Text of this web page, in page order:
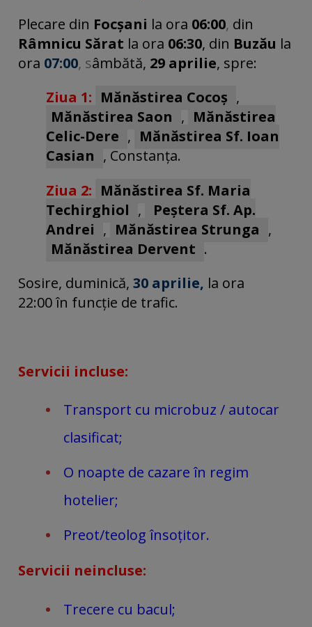
Plecare din Focșani la ora 06:00, din
Râmnicu Sărat la ora 06:30, din Buzău la
ora 07:00, sâmbătă, 29 aprilie, spre:
Ziua 1: Mănăstirea Cocoș ,
Mănăstirea Saon , Mănăstirea
Celic-Dere , Mănăstirea Sf. Ioan
Casian , Constanța.
Ziua 2: Mănăstirea Sf. Maria
Techirghiol ,
Peștera Sf. Ap.
Andrei , Mănăstirea Strunga ,
Mănăstirea Dervent .
Sosire, duminică, 30 aprilie, la ora
22:00 în funcție de trafic.
Servicii incluse:
Transport cu microbuz / autocar
clasificat;
O noapte de cazare în regim
hotelier;
Preot/teolog însoțitor.
Servicii neincluse:
Trecere cu bacul;